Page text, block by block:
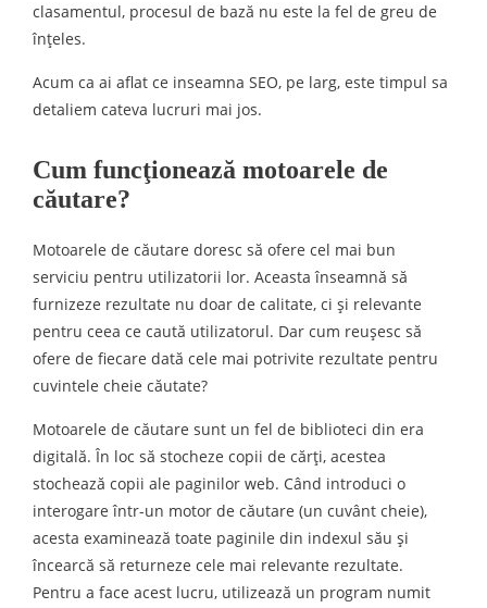
clasamentul, procesul de bază nu este la fel de greu de
înțeles.
Acum ca ai aflat ce inseamna SEO, pe larg, este timpul sa
detaliem cateva lucruri mai jos.
Cum funcţionează motoarele de
căutare?
Motoarele de căutare doresc să ofere cel mai bun
serviciu pentru utilizatorii lor. Aceasta înseamnă să
furnizeze rezultate nu doar de calitate, ci şi relevante
pentru ceea ce caută utilizatorul. Dar cum reuşesc să
ofere de fiecare dată cele mai potrivite rezultate pentru
cuvintele cheie căutate?
Motoarele de căutare sunt un fel de biblioteci din era
digitală. În loc să stocheze copii de cărți, acestea
stochează copii ale paginilor web. Când introduci o
interogare într-un motor de căutare (un cuvânt cheie),
acesta examinează toate paginile din indexul său și
încearcă să returneze cele mai relevante rezultate.
Pentru a face acest lucru, utilizează un program numit